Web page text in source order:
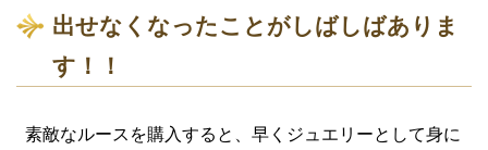
出せなくなったことがしばしばありま
す！！
素敵なルースを購入すると、早くジュエリーとして身に